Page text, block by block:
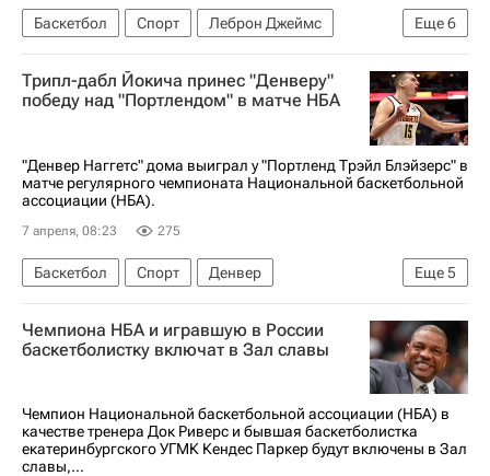
Еще6
Баскетбол Спорт
Леброн Джеймс
Лос-Анджелес
Крис Пол
Диллон Брукс
Лос-Анджелес Лейкерс
Атланта Хокс
Трипл-дабл Йокича принес "Денверу"
победу над "Портлендом" в матче НБА
"Денвер Наггетс" дома выиграл у "Портленд Трэйл Блэйзерс" в
матче регулярного чемпионата Национальной баскетбольной
ассоциации (НБА).
7 апреля, 08:23 275
Еще5
Баскетбол Спорт
Денвер
Никола Йокич
Сан-Антонио Спёрс
Денвер Наггетс
Портленд Трэйл Блэйзерс
Чемпиона НБА и игравшую в России
баскетболистку включат в Зал славы
Чемпион Национальной баскетбольной ассоциации (НБА) в
качестве тренера Док Риверс и бывшая баскетболистка
екатеринбургского УГМК Кендес Паркер будут включены в Зал
славы,...